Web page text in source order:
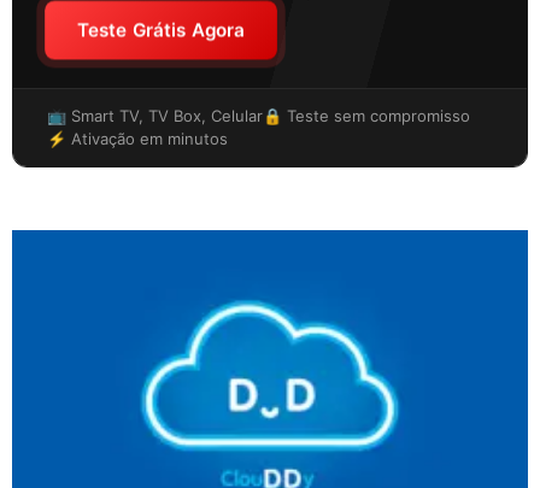
Teste Grátis Agora
📺 Smart TV, TV Box, Celular🔒 Teste sem compromisso
⚡ Ativação em minutos